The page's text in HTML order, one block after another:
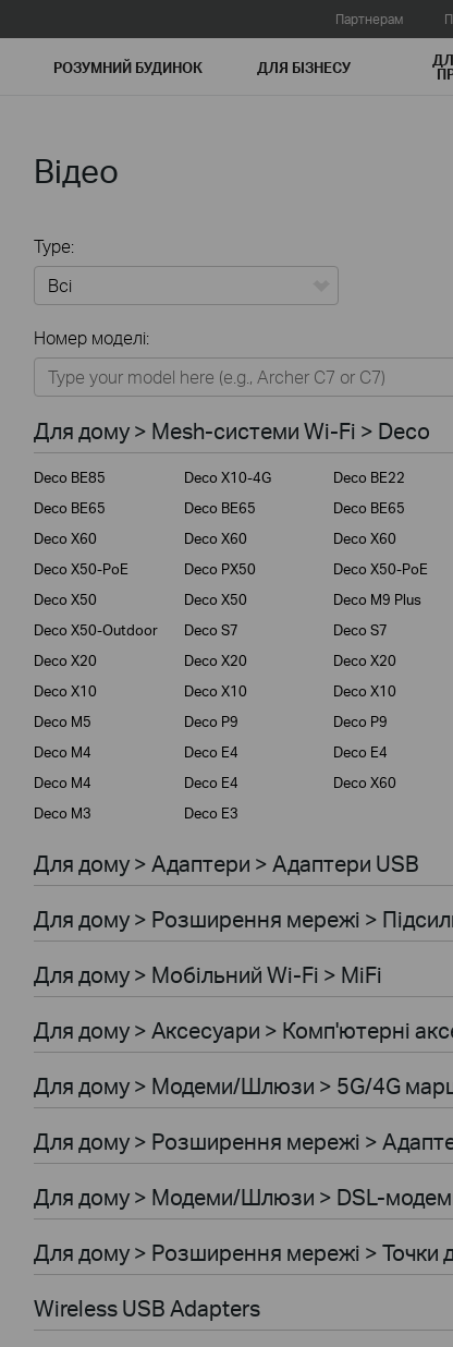
Партнерам
РОЗУМНИЙ БУДИНОК ДЛЯ БIЗНЕСУ
Відео
Type:
Для дому
Розумний будинок
Для бiзнесу
Для інтернет-провайдерів
Номер моделі:
Для дому > Mesh-системи Wi-Fi > Deco
Deco BE85 Deco X10-4G Deco BE22
Deco BE65
Deco BE65 Deco BE65
Deco X60
Deco X60 Deco X60
Deco X50-PoE
Deco PX50 Deco X50-PoE
Deco X50
Deco X50 Deco M9 Plus
Deco X50-Outdoor
Deco S7 Deco S7
Deco X20
Deco X20 Deco X20
Deco X10
Deco X10 Deco X10
Deco M5
Deco P9 Deco P9
Deco M4
Deco E4 Deco E4
Deco M4
Deco E4 Deco X60
Deco M3
Deco E3
Для дому > Адаптери > Адаптери USB
Для дому > Розширення мережi >
Для дому > Мобiльний Wi-Fi > MiFi
Для дому > Аксесуари > Комп'ютернi
Для дому > Модеми/Шлюзи > 5G/4G
Для дому > Розширення мережi >
Для дому > Модеми/Шлюзи > DSL-
Для дому > Розширення мережi > Точки
Wireless USB Adapters